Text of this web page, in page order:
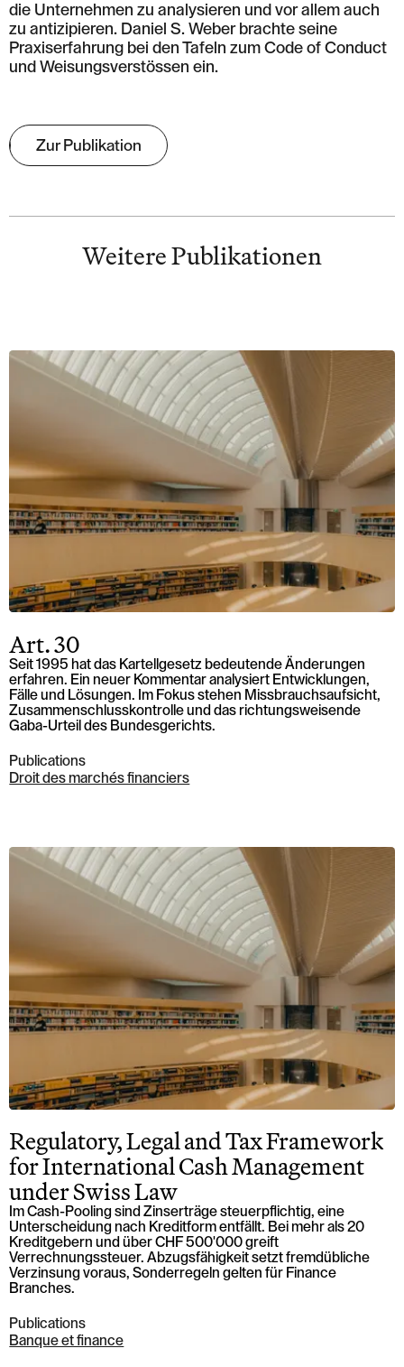
die Unternehmen zu analysieren und vor allem auch
zu antizipieren. Daniel S. Weber brachte seine
Praxiserfahrung bei den Tafeln zum Code of Conduct
und Weisungsverstössen ein.
Zur Publikation
Weitere Publikationen
Art. 30
Seit 1995 hat das Kartellgesetz bedeutende Änderungen
erfahren. Ein neuer Kommentar analysiert Entwicklungen,
Fälle und Lösungen. Im Fokus stehen Missbrauchsaufsicht,
Zusammenschlusskontrolle und das richtungsweisende
Gaba-Urteil des Bundesgerichts.
Publications
Droit des marchés financiers
Regulatory, Legal and Tax Framework
for International Cash Management
under Swiss Law
Im Cash-Pooling sind Zinserträge steuerpflichtig, eine
Unterscheidung nach Kreditform entfällt. Bei mehr als 20
Kreditgebern und über CHF 500'000 greift
Verrechnungssteuer. Abzugsfähigkeit setzt fremdübliche
Verzinsung voraus, Sonderregeln gelten für Finance
Branches.
Publications
Banque et finance